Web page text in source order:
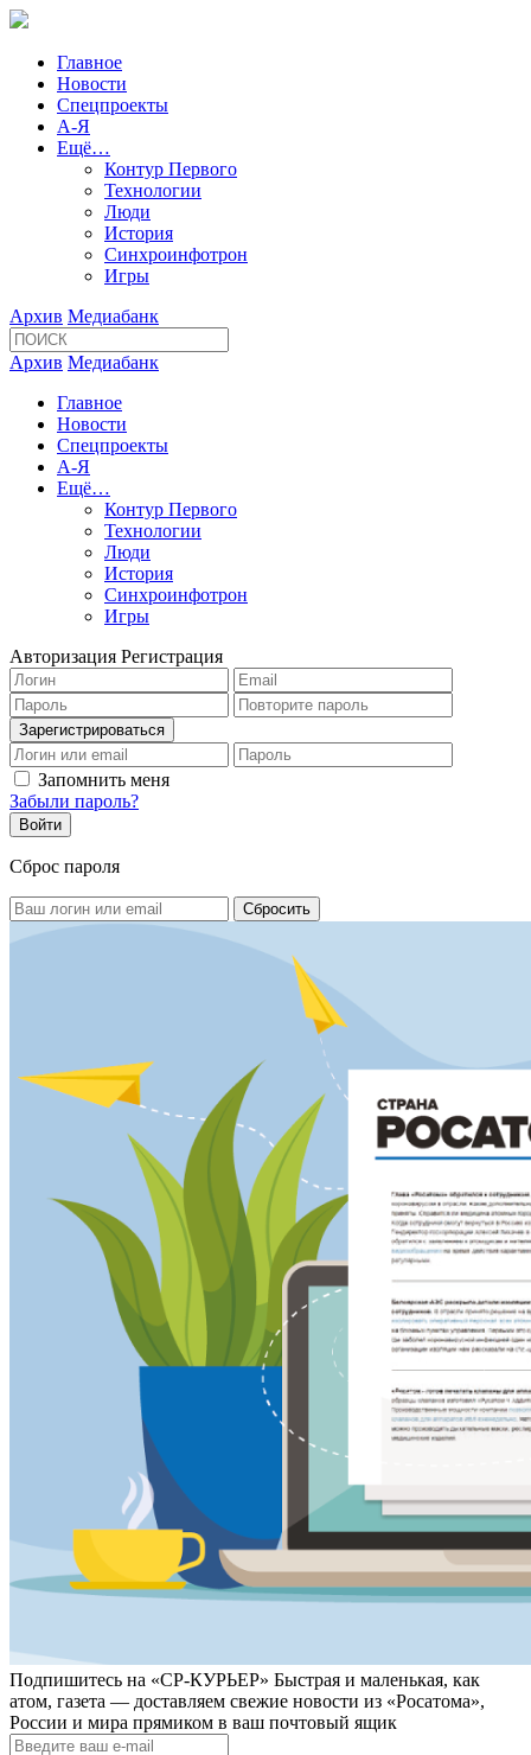
Главное
Новости
Спецпроекты
А-Я
Ещё…
Контур Первого
Технологии
Люди
История
Синхроинфотрон
Игры
Архив Медиабанк
Архив Медиабанк
Главное
Новости
Спецпроекты
А-Я
Ещё…
Контур Первого
Технологии
Люди
История
Синхроинфотрон
Игры
Авторизация Регистрация
Запомнить меня
Забыли пароль?
Сброс пароля
Подпишитесь на «СР-КУРЬЕР» Быстрая и маленькая, как
атом, газета — доставляем свежие новости из «Росатома»,
России и мира прямиком в ваш почтовый ящик